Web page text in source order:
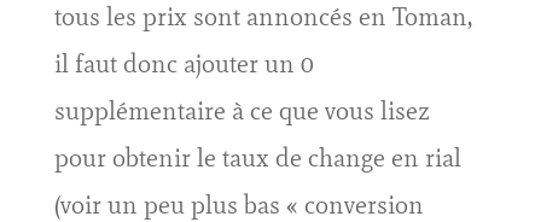
tous les prix sont annoncés en Toman,
il faut donc ajouter un 0
supplémentaire à ce que vous lisez
pour obtenir le taux de change en rial
(voir un peu plus bas « conversion